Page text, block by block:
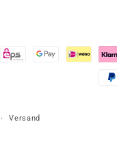
Versand